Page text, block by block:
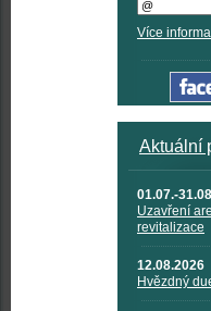
Více
Aktuální
01.07.-
Uzavření
revitalizace
12.08.2026
Hvězdný